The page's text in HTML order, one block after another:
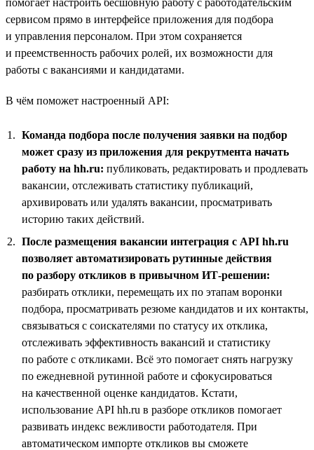
сервисом прямо в интерфейсе приложения для подбора
и управления персоналом. При этом сохраняется
и преемственность рабочих ролей, их возможности для
работы с вакансиями и кандидатами.
В чём поможет настроенный API:
Команда подбора после получения заявки на подбор
может сразу из приложения для рекрутмента начать
работу на hh.ru: публиковать, редактировать и продлевать
вакансии, отслеживать статистику публикаций,
архивировать или удалять вакансии, просматривать
историю таких действий.
После размещения вакансии интеграция с API hh.ru
позволяет автоматизировать рутинные действия
по разбору откликов в привычном ИТ-решении:
разбирать отклики, перемещать их по этапам воронки
подбора, просматривать резюме кандидатов и их контакты,
связываться с соискателями по статусу их отклика,
отслеживать эффективность вакансий и статистику
по работе с откликами. Всё это помогает снять нагрузку
по ежедневной рутинной работе и сфокусироваться
на качественной оценке кандидатов. Кстати,
использование API hh.ru в разборе откликов помогает
развивать индекс вежливости работодателя. При
автоматическом импорте откликов вы сможете